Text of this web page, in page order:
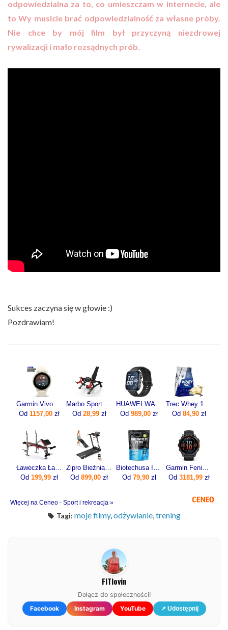
odpowiedzialna za to, co umieszczam w internecie, ale
to Wy musicie brać odpowiedzialność za własne próby.
Nie chce by mój film był przyczyną niezdrowej
rywalizacji i mało rozsądnych prób.
Sukces zaczyna się w głowie :)
Pozdrawiam!
Garmin Vivoactive 6 Lunar gold z paskiem w kolorze Bone [010-02985-01]
Od 1157,00 zł
Marbo Sport Maszyna Na Mięsień Czworogłowy Uda Mf U011 Czarny Antracyt Metalic
Od 28,99zł
HUAWEI WATCH FIT 5 Pro Czarny
Od 989,00 zł
Trec Whey 100 700g
Od 84,90zł
Ławeczka Ławka Pod Sztangę Do Ćwiczeń Modlitewnik
Od 199,99 zł
Zipro Bieżnia Elektryczna Domowa Składana Pod Łóżko 1-12Km/H Forma Lite
Od 899,00 zł
Biotechusa Izolat Iso Whey Zero 454G
Od 79,90zł
Garmin Fenix 8 47mm Slate grey z czarnym paskiem
Od 3181,99zł
Więcej na Ceneo - Sport i rekreacja »
Tagi: moje filmy,odżywianie,trening
FITlovin
Dołącz do społeczności!
Facebook
Instagram YouTube ↗ Udostępnij